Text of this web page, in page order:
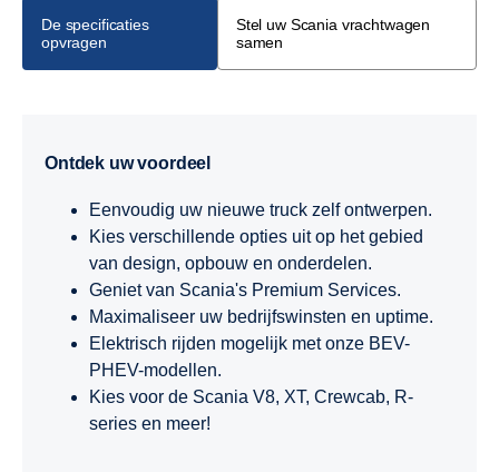
De specificaties
opvragen
Stel uw Scania vrachtwagen
samen
Ontdek uw voordeel
Eenvoudig uw nieuwe truck zelf ontwerpen.
Kies verschillende opties uit op het gebied
van design, opbouw en onderdelen.
Geniet van Scania's Premium Services.
Maximaliseer uw bedrijfswinsten en uptime.
Elektrisch rijden mogelijk met onze BEV-
PHEV-modellen.
Kies voor de Scania V8, XT, Crewcab, R-
series en meer!